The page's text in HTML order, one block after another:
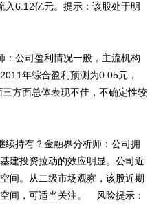
入6.12亿元。提示：该股处于明
公司盈利情况一般，主流机构
年综合盈利预测为0.05元，
方面总体表现不佳，不确定性较
持有？金融界分析师：公司拥
建投资拉动的效应明显。公司近
间。从二级市场观察，该股近期
间，可适当关注。 风险提示：